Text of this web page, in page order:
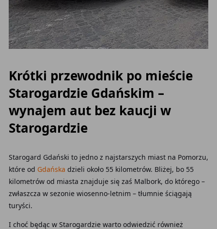
Krótki przewodnik po mieście
Starogardzie Gdańskim –
wynajem aut bez kaucji w
Starogardzie
Starogard Gdański to jedno z najstarszych miast na Pomorzu,
które od Gdańska dzieli około 55 kilometrów. Bliżej, bo 55
kilometrów od miasta znajduje się zaś Malbork, do którego –
zwłaszcza w sezonie wiosenno-letnim – tłumnie ściągają
turyści.
I choć będąc w Starogardzie warto odwiedzić również